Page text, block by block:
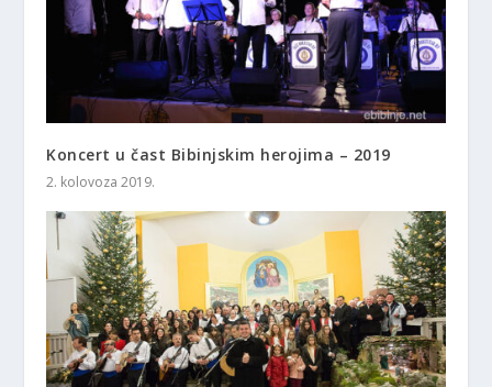
Koncert u čast Bibinjskim herojima – 2019
2. kolovoza 2019.